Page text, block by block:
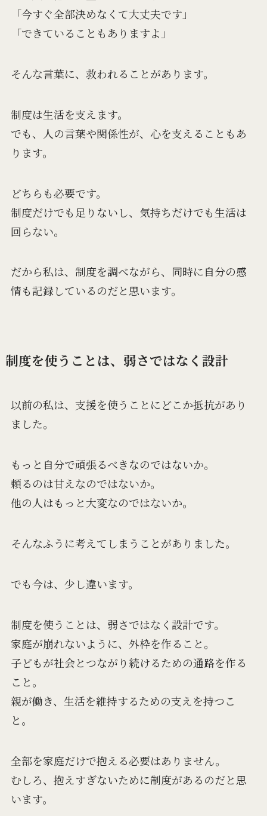
「今すぐ全部決めなくて大丈夫です」
「できていることもありますよ」
そんな言葉に、救われることがあります。
制度は生活を支えます。
でも、人の言葉や関係性が、心を支えることもあ
ります。
どちらも必要です。
制度だけでも足りないし、気持ちだけでも生活は
回らない。
だから私は、制度を調べながら、同時に自分の感
情も記録しているのだと思います。
制度を使うことは、弱さではなく設計
以前の私は、支援を使うことにどこか抵抗があり
ました。
もっと自分で頑張るべきなのではないか。
頼るのは甘えなのではないか。
他の人はもっと大変なのではないか。
そんなふうに考えてしまうことがありました。
でも今は、少し違います。
制度を使うことは、弱さではなく設計です。
家庭が崩れないように、外枠を作ること。
子どもが社会とつながり続けるための通路を作る
こと。
親が働き、生活を維持するための支えを持つこ
と。
全部を家庭だけで抱える必要はありません。
むしろ、抱えすぎないために制度があるのだと思
います。